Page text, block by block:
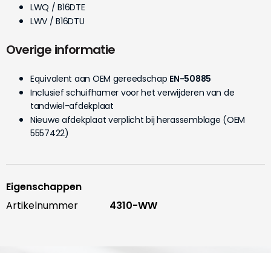
LWQ / B16DTE
LWV / B16DTU
Overige informatie
Equivalent aan OEM gereedschap EN-50885
Inclusief schuifhamer voor het verwijderen van de
tandwiel-afdekplaat
Nieuwe afdekplaat verplicht bij herassemblage (OEM
5557422)
Eigenschappen
Artikelnummer
4310-WW